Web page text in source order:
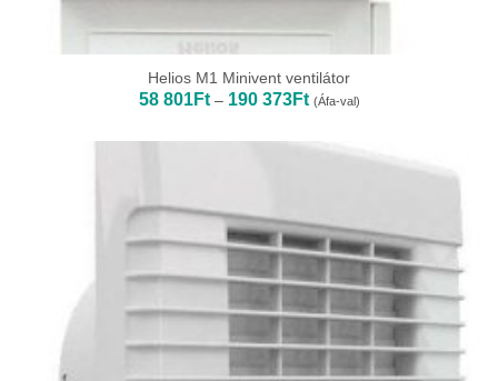
Helios M1 Minivent ventilátor
58 801Ft – 190 373FtÁrtartomány:
58
(Áfa-val)